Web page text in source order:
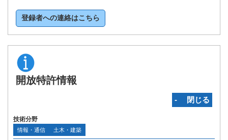
登録者への連絡はこちら
開放特許情報
‐ 閉じる
技術分野
情報・通信 土木・建築